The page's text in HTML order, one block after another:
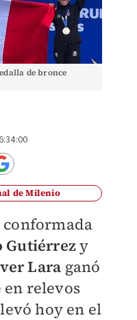
de bronce
de Milenio
Gutiérrezy
Lara ganó
relevos
hoy en el